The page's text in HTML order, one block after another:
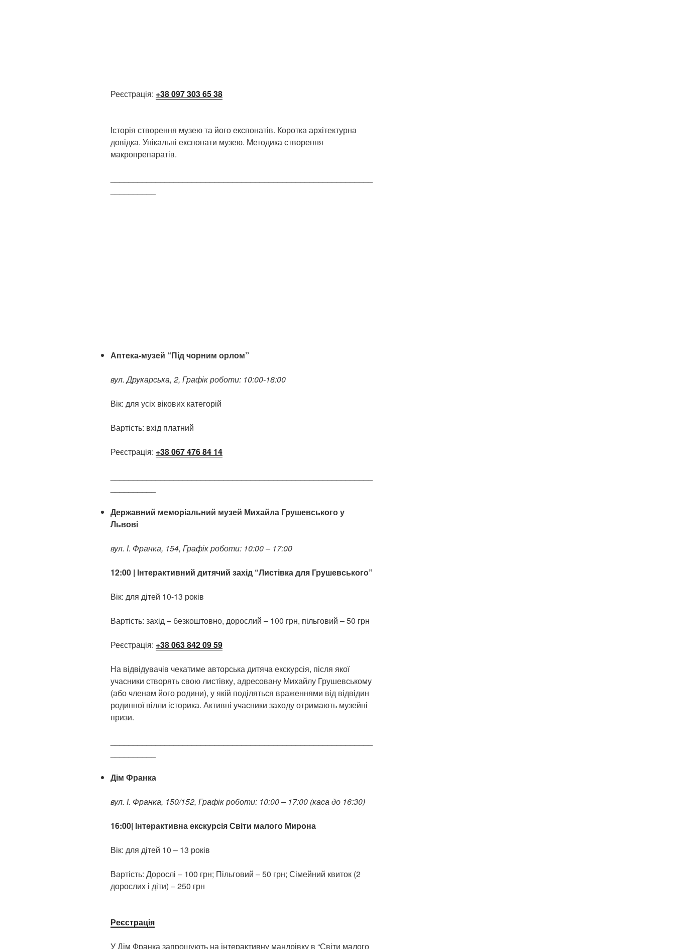
Реєстрація: +38 097 303 65 38
Історія створення музею та його експонатів. Коротка архітектурна
довідка. Унікальні експонати музею. Методика створення
макропрепаратів.
Аптека-музей “Під чорним орлом”
вул. Друкарська, 2, Графік роботи: 10:00-18:00
Вік: для усіх вікових категорій
Вартість: вхід платний
Реєстрація: +38 067 476 84 14
Державний меморіальний музей Михайла Грушевського у
Львові
вул. І. Франка, 154, Графік роботи: 10:00 – 17:00
12:00 | Інтерактивний дитячий захід “Листівка для Грушевського”
Вік: для дітей 10-13 років
Вартість: захід – безкоштовно, дорослий – 100 грн, пільговий – 50 грн
Реєстрація: +38 063 842 09 59
На відвідувачів чекатиме авторська дитяча екскурсія, після якої
учасники створять свою листівку, адресовану Михайлу Грушевському
(або членам його родини), у якій поділяться враженнями від відвідин
родинної вілли історика. Активні учасники заходу отримають музейні
призи.
Дім Франка
вул. І. Франка, 150/152, Графік роботи: 10:00 – 17:00 (каса до 16:30)
16:00| Інтерактивна екскурсія Світи малого Мирона
Вік: для дітей 10 – 13 років
Вартість: Дорослі – 100 грн; Пільговий – 50 грн; Сімейний квиток (2
дорослих і діти) – 250 грн
Реєстрація
У Дім Франка запрошують на інтерактивну мандрівку в “Світи малого